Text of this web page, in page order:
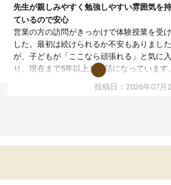
先生が親しみやすく勉強しやすい雰囲気を
ているので安心
営業の方の訪問がきっかけで体験授業を受
した。最初は続けられるか不安もありました
が、子どもが「ここなら頑張れる」と気に入
り、現在まで5年以上お世話になっています
業はとても分かりやすく、学校とは違った解
方や、子どもに合った覚え方・考え方を丁
お世話になりたいと思える塾です。
投稿日：2026年07月